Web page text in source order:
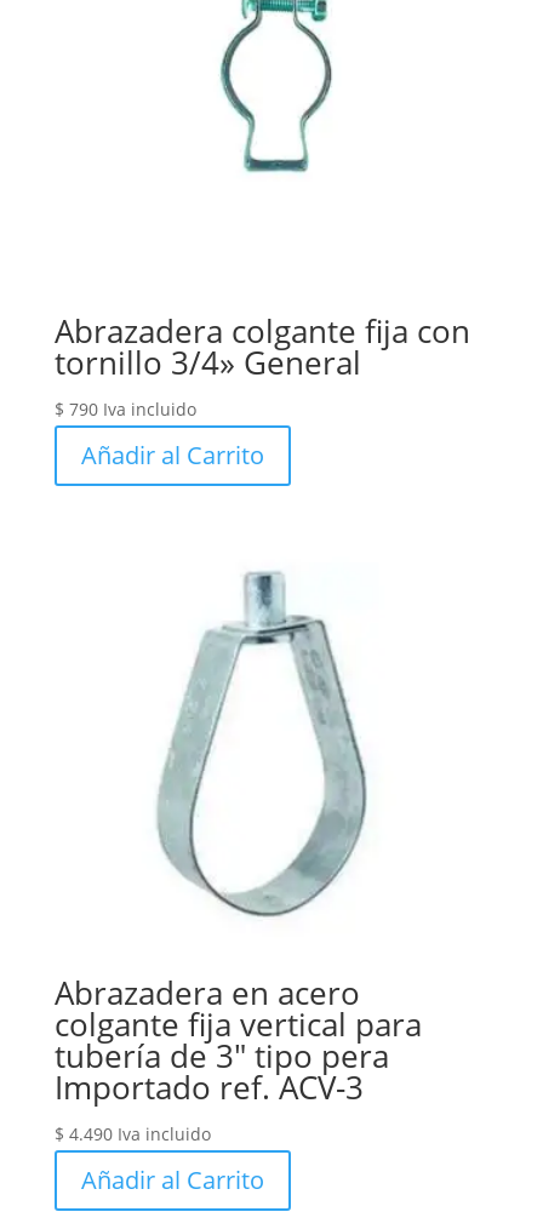
Abrazadera colgante fija con
tornillo 3/4» General
$ 790 Iva incluido
Añadir al Carrito
Abrazadera en acero
colgante fija vertical para
tubería de 3″ tipo pera
Importado ref. ACV-3
$ 4.490 Iva incluido
Añadir al Carrito